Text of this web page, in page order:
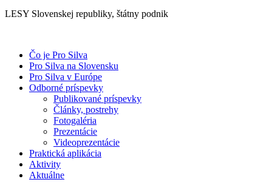
LESY Slovenskej republiky, štátny podnik
Čo je Pro Silva
Pro Silva na Slovensku
Pro Silva v Európe
Odborné príspevky
Publikované príspevky
Články, postrehy
Fotogaléria
Prezentácie
Videoprezentácie
Praktická aplikácia
Aktivity
Aktuálne